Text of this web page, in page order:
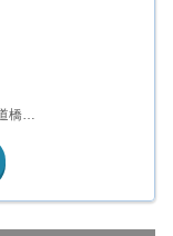
水道橋駅から徒歩1分（JR中央、総武線） 水道橋駅から徒歩6分（都営三田線）